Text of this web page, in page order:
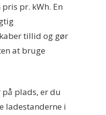
pr. kWh. En
tillid og gør
at bruge
plads, er du
ladestanderne i